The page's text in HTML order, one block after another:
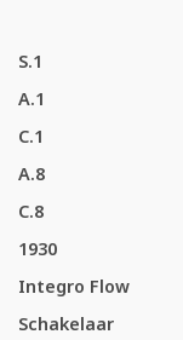
S.1
A.1
C.1
A.8
C.8
1930
Integro Flow
Schakelaar